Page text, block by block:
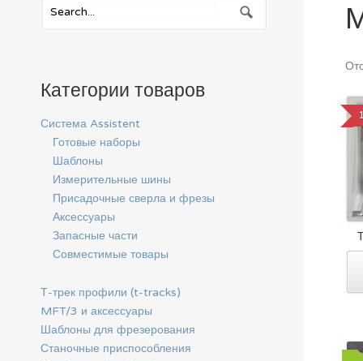
Категории товаров
Система Assistent
Готовые наборы
Шаблоны
Измерительные шины
Присадочные сверла и фрезы
Аксессуары
Запасные части
Совместимые товары
Т-трек профили (t-tracks)
MFT/3 и аксессуары
Шаблоны для фрезерования
Станочные приспособления